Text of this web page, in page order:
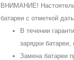
ВНИМАНИЕ!
батареи с отметкой
В течении
зарядки батареи,
Замена батареи